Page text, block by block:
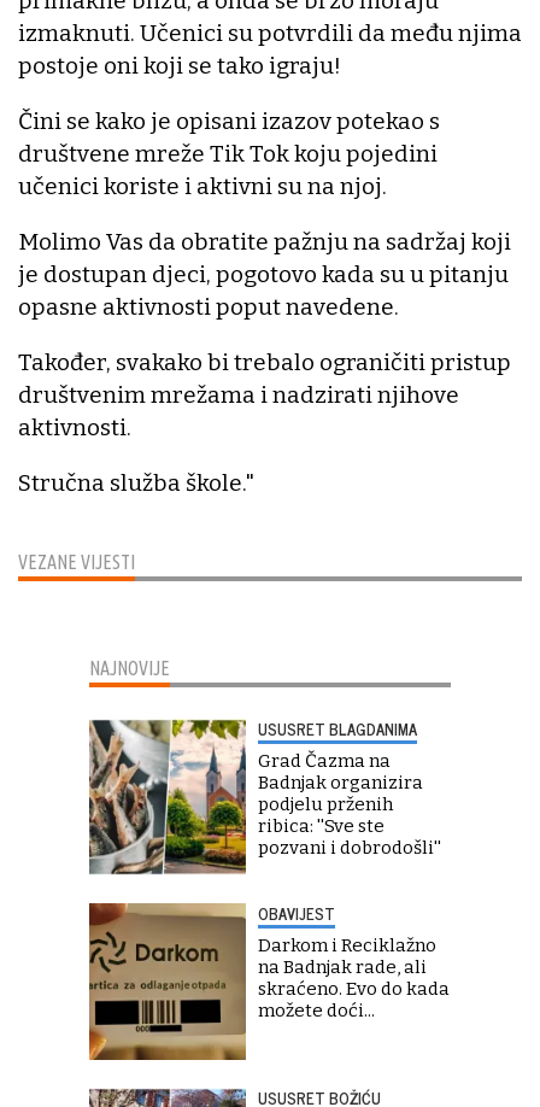
VEZANE VIJESTI
izmaknuti. Učenici su potvrdili da među njima
postoje oni koji se tako igraju!
Čini se kako je opisani izazov potekao s
društvene mreže Tik Tok koju pojedini
učenici koriste i aktivni su na njoj.
Molimo Vas da obratite pažnju na sadržaj koji
je dostupan djeci, pogotovo kada su u pitanju
opasne aktivnosti poput navedene.
Također, svakako bi trebalo ograničiti pristup
društvenim mrežama i nadzirati njihove
aktivnosti.
Stručna služba škole."
NAJNOVIJE
USUSRET BLAGDANIMA
Grad Čazma na
Badnjak organizira
podjelu prženih
ribica: ''Sve ste
pozvani i dobrodošli''
OBAVIJEST
Darkom i Reciklažno
na Badnjak rade, ali
skraćeno. Evo do kada
možete doći...
USUSRET BOŽIĆU